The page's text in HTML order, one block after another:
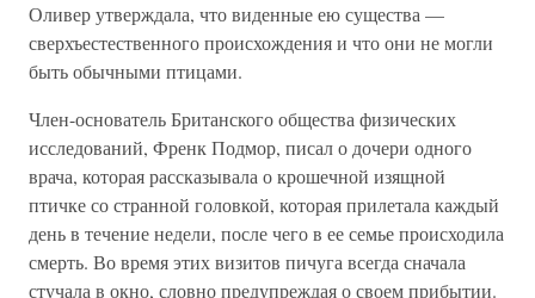
Оливер утверждала, что виденные ею существа —
сверхъестественного происхождения и что они не могли
быть обычными птицами.
Член-основатель Британского общества физических
исследований, Френк Подмор, писал о дочери одного
врача, которая рассказывала о крошечной изящной
птичке со странной головкой, которая прилетала каждый
день в течение недели, после чего в ее семье происходила
смерть. Во время этих визитов пичуга всегда сначала
стучала в окно, словно предупреждая о своем прибытии.